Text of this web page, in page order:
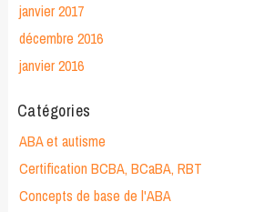
janvier 2017
décembre 2016
janvier 2016
Catégories
ABA et autisme
Certification BCBA, BCaBA, RBT
Concepts de base de l'ABA